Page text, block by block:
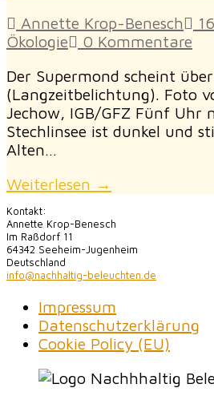
Annette Krop-Benesch
Ökologie
0 Kommentare
Der Supermond scheint
(Langzeitbelichtung). Foto
Jechow, IGB/GFZ Fünf Uhr
Stechlinsee ist dunkel und
Alten…
Weiterlesen →
Kontakt:
Annette Krop-Benesch
Im Raßdorf 11
64342 Seeheim-Jugenheim
Deutschland
info@nachhaltig-beleuchten.de
Impressum
Datenschutzerklärung
Cookie Policy (EU)